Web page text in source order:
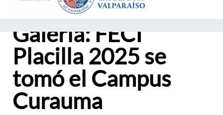
Estudiantes
Postgrado y Formación Continua
Vinculación con el Medio
Galería: FECI
Placilla 2025 se
tomó el Campus
Curauma